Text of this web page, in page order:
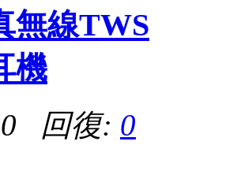
無線TWS
機
回復: 0